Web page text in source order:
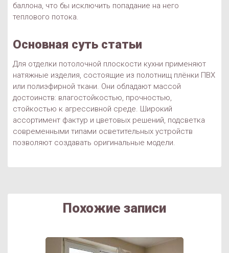
баллона, что бы исключить попадание на него
теплового потока.
Основная суть статьи
Для отделки потолочной плоскости кухни применяют
натяжные изделия, состоящие из полотнищ плёнки ПВХ
или полиэфирной ткани. Они обладают массой
достоинств: влагостойкостью, прочностью,
стойкостью к агрессивной среде. Широкий
ассортимент фактур и цветовых решений, подсветка
современными типами осветительных устройств
позволяют создавать оригинальные модели.
Похожие записи